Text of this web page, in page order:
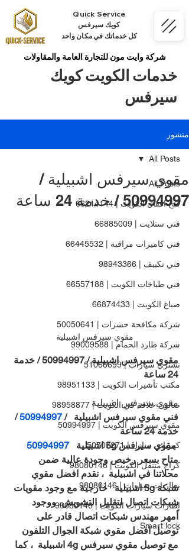
Quick Service
كويك سيرفس
كل خدماتك في مكان واحد
شركة وايت مون للتجارة العامة والمقاولات
خدمات الكويت كويك
سيرفس
منشور
All Posts
فتح اقفال الكويت | 66214144
فني ستلايت | 66885009
فني كاميرات مراقبة | 66445532
فني تكييف | 98943366
فني طباخات الكويت | 66557188
صباغ الكويت | 66874433
شركة مكافحة حشرات | 50050641
شركة طارد الحمام | 99009588
نشتري سيارات | 51066699
مكتب تأشيرات الكويت | 98951133
صالون حلاقة في الكويت | 98958877
مقوي سيرفس الكويت | 50994997
كهربائي منازل | 50707271
كراج متنقل الكويت | 98080146
بطاريات سيارات | 98080146
إطارات سيارات الكويت | 98080146
Smart lock
All Posts
مقوي سيرفس اشبيلية /
50994997 / خدمة 24 ساعة
مقوي سيرفس اشبيلية
مقوي سيرفس اشبيلية / 50994997 / خدمة
24 ساعة
مقوي سيرفس اشبيلية
فني مقوي سيرفس اشبيلية   / 50994997
/
خدمة 24 ساعة
مقوي سيرفس 5g اشبيلية
50994997
متاح بسعر رخيص وجودة عالية ضمن
محلاتنا في اشبيلية  ، نقدم افضل مقوي
شبكة 5g اشبيلية   خارجية مع وجود مقويات
شبكات اتصال لتقليل التشويش، ووجود
أمهر مهندس شبكات اتصال قادر على
توصيل افضل مقوي شبكة الجوال التلفون
مع توصيل مقوي سيرفس 4g اشبيلية  ، كما